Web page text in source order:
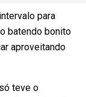
para
batendo bonito
aproveitando
teve o